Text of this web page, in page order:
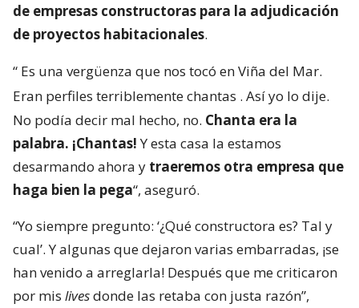
de empresas constructoras para la adjudicación
de proyectos habitacionales.
“ Es una vergüenza que nos tocó en Viña del Mar.
Eran perfiles terriblemente chantas . Así yo lo dije.
No podía decir mal hecho, no. Chanta era la
palabra. ¡Chantas!Y esta casa la estamos
desarmando ahora y traeremos otra empresa que
haga bien la pega“, aseguró.
“Yo siempre pregunto: ‘¿Qué constructora es? Tal y
cual’. Y algunas que dejaron varias embarradas, ¡se
han venido a arreglarla! Después que me criticaron
por mis livesdonde las retaba con justa razón”,